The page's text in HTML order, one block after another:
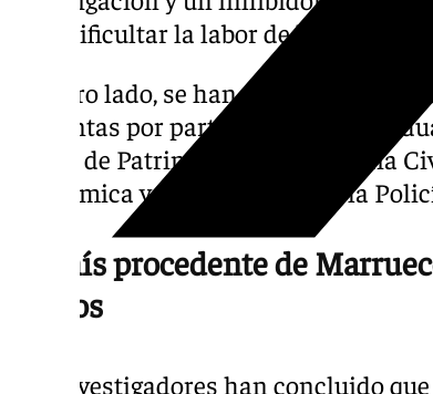
para dificultar la labor de los equipos
Por otro lado, se han desarrollado
conjuntas por parte de Vigilancia
Grupo de Patrimonio de la Guardia
Económica y Fiscal (UDEF) de la
Hachís procedente de
fondos
Los investigadores han concluido